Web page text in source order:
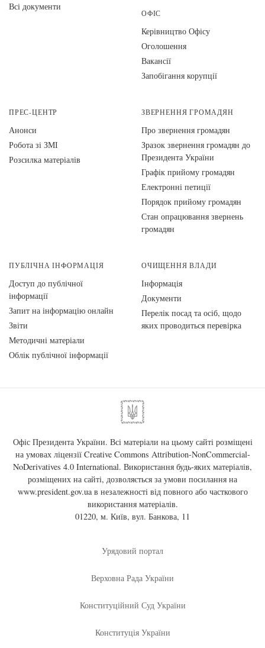
Всі документи
ОФІС
Керівництво Офісу
Оголошення
Вакансії
Запобігання корупції
ПРЕС-ЦЕНТР
Анонси
Робота зі ЗМІ
Розсилка матеріалів
ЗВЕРНЕННЯ ГРОМАДЯН
Про звернення громадян
Зразок звернення громадян до
Президента України
Графік прийому громадян
Електронні петиції
Порядок прийому громадян
Стан опрацювання звернень
громадян
ПУБЛІЧНА ІНФОРМАЦІЯ
Доступ до публічної
інформації
Запит на інформацію онлайн
Звіти
Методичні матеріали
Облік публічної інформації
ОЧИЩЕННЯ ВЛАДИ
Інформація
Документи
Перелік посад та осіб, щодо
яких проводиться перевірка
Офіс Президента України. Всі матеріали на цьому сайті розміщені
на умовах ліцензії Creative Commons Attribution-NonCommercial-
NoDerivatives 4.0 International. Використання будь-яких матеріалів,
розміщених на сайті, дозволяється за умови посилання на
www.president.gov.uaв незалежності від повного або часткового
використання матеріалів.
01220, м. Київ, вул. Банкова, 11
Урядовий портал
Верховна Рада України
Конституційний Суд України
Конституція України